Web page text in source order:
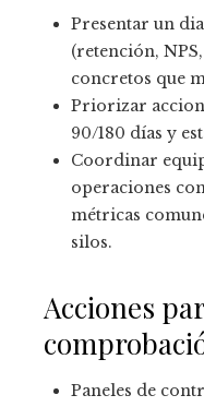
Presentar un
(retención,
concretos que
Priorizar
90/180 días y
Coordinar
operaciones
métricas
silos.
Acciones
Paneles de